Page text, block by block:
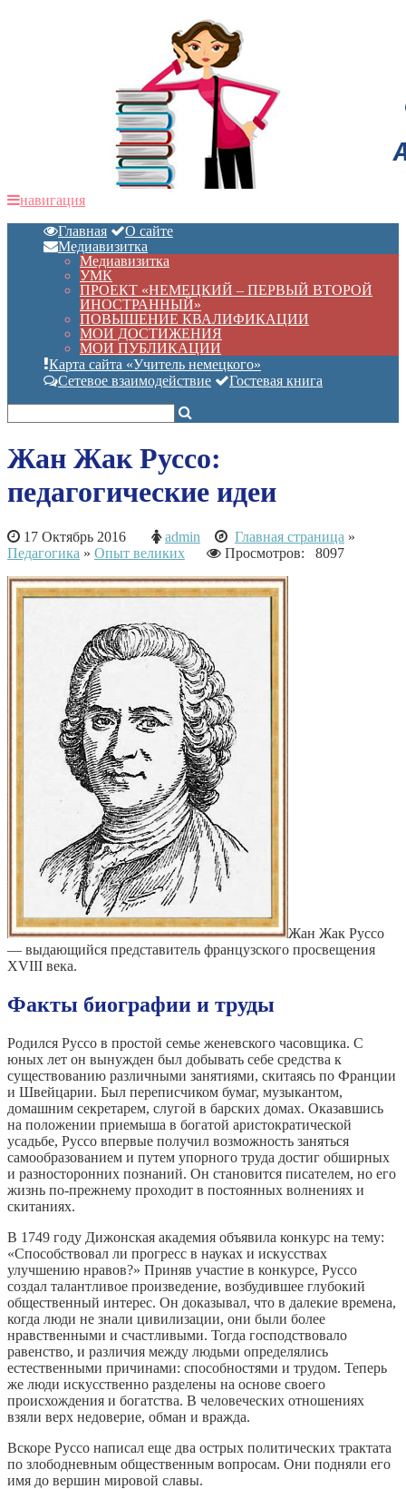
навигация
Главная
О сайте
Медиавизитка
Медиавизитка
УМК
ПРОЕКТ «НЕМЕЦКИЙ – ПЕРВЫЙ ВТОРОЙ
ИНОСТРАННЫЙ»
ПОВЫШЕНИЕ КВАЛИФИКАЦИИ
МОИ ДОСТИЖЕНИЯ
МОИ ПУБЛИКАЦИИ
Карта сайта «Учитель немецкого»
Сетевое взаимодействие
Гостевая книга
Жан Жак Руссо:
педагогические идеи
17 Октябрь 2016 admin Главная страница »
Педагогика » Опыт великих Просмотров: 8097
Жан Жак Руссо
— выдающийся представитель французского просвещения
XVIII века.
Факты биографии и труды
Родился Руссо в простой семье женевского часовщика. С
юных лет он вынужден был добывать себе средства к
существованию различными занятиями, скитаясь по Франции
и Швейцарии. Был переписчиком бумаг, музыкантом,
домашним секретарем, слугой в барских домах. Оказавшись
на положении приемыша в богатой аристократической
усадьбе, Руссо впервые получил возможность заняться
самообразованием и путем упорного труда достиг обширных
и разносторонних познаний. Он становится писателем, но его
жизнь по-прежнему проходит в постоянных волнениях и
скитаниях.
В 1749 году Дижонская академия объявила конкурс на тему:
«Способствовал ли прогресс в науках и искусствах
улучшению нравов?» Приняв участие в конкурсе, Руссо
создал талантливое произведение, возбудившее глубокий
общественный интерес. Он доказывал, что в далекие времена,
когда люди не знали цивилизации, они были более
нравственными и счастливыми. Тогда господствовало
равенство, и различия между людьми определялись
естественными причинами: способностями и трудом. Теперь
же люди искусственно разделены на основе своего
происхождения и богатства. В человеческих отношениях
взяли верх недоверие, обман и вражда.
Вскоре Руссо написал еще два острых политических трактата
по злободневным общественным вопросам. Они подняли его
имя до вершин мировой славы.